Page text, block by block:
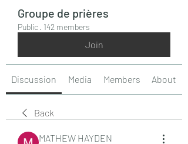
Groupe de prières
Public · 142 members
Join
Discussion Media Members About
Back
MATHEW HAYDEN